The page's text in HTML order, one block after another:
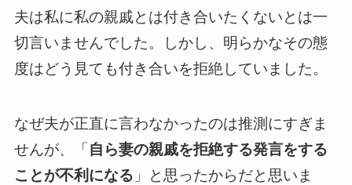
夫は私に私の親戚とは付き合いたくないとは一
切言いませんでした。しかし、明らかなその態
度はどう見ても付き合いを拒絶していました。
なぜ夫が正直に言わなかったのは推測にすぎま
せんが、「 自ら妻の親戚を拒絶する発言をする
ことが不利になる 」と思ったからだと思いま